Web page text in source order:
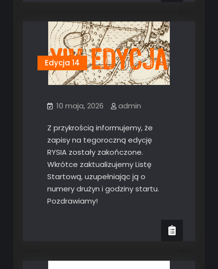
Edycja 14
10 maja, 2026 admin
Z przykrością informujemy, że
zapisy na tegoroczną edycję
RYSIA zostały zakończone.
Wkrótce zaktualizujemy Listę
Startową, uzupełniając ją o
numery drużyn i godziny startu.
Pozdrawiamy!